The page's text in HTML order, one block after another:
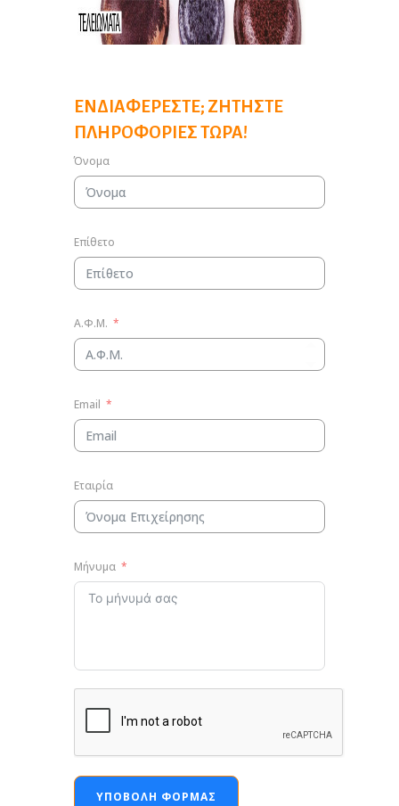
ΕΝΔΙΑΦΈΡΕΣΤΕ; ΖΗΤΉΣΤΕ
ΠΛΗΡΟΦΟΡΊΕΣ ΤΏΡΑ!
Όνομα
Επίθετο
Α.Φ.Μ.
Email
Εταιρία
Μήνυμα
ΥΠΟΒΟΛΉ ΦΌΡΜΑΣ